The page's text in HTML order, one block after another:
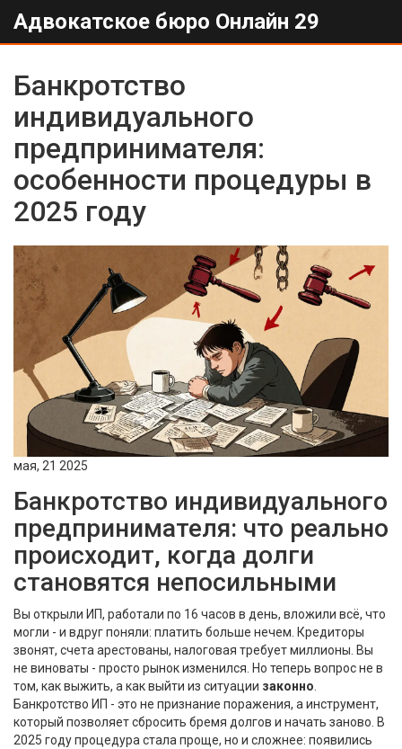
Адвокатское бюро Онлайн 29
Банкротство
индивидуального
предпринимателя:
особенности процедуры в
2025 году
мая, 21 2025
Банкротство индивидуального
предпринимателя: что реально
происходит, когда долги
становятся непосильными
Вы открыли ИП, работали по 16 часов в день, вложили всё, что
могли - и вдруг поняли: платить больше нечем. Кредиторы
звонят, счета арестованы, налоговая требует миллионы. Вы
не виноваты - просто рынок изменился. Но теперь вопрос не в
том, как выжить, а как выйти из ситуации законно
Банкротство ИП - это не признание поражения, а инструмент,
который позволяет сбросить бремя долгов и начать заново. В
2025 году процедура стала проще, но и сложнее: появились